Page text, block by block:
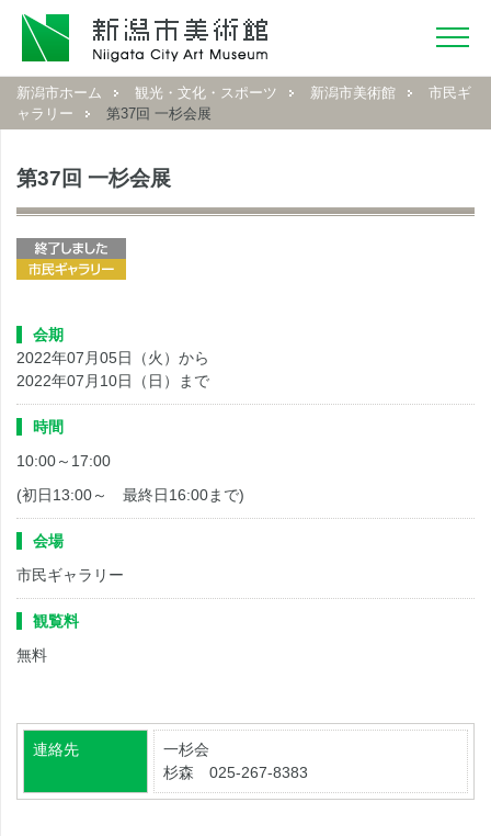
新潟市ホーム 観光・文化・スポーツ 新潟市美術館
市民ギ
ャラリー
第37回 一杉会展
第37回 一杉会展
会期
2022年07月05日（火）から
2022年07月10日（日）まで
時間
10:00～17:00
(初日13:00～ 最終日16:00まで)
会場
市民ギャラリー
観覧料
無料
連絡先
一杉会
杉森 025-267-8383